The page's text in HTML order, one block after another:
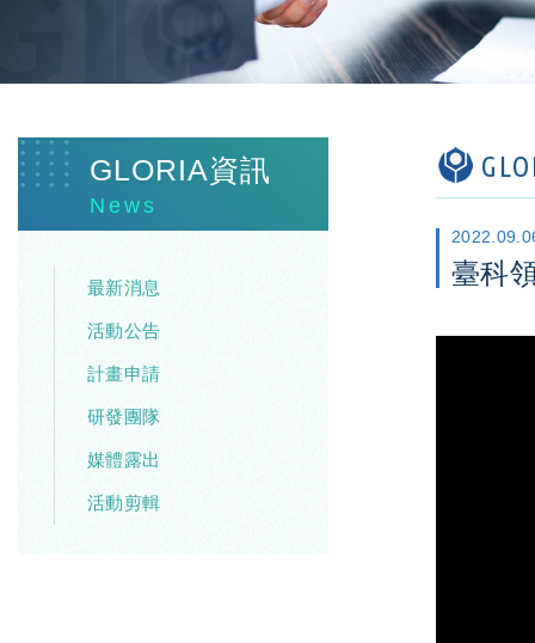
GLORIA資訊
News
最新消息
活動公告
計畫申請
研發團隊
媒體露出
活動剪輯
臺科